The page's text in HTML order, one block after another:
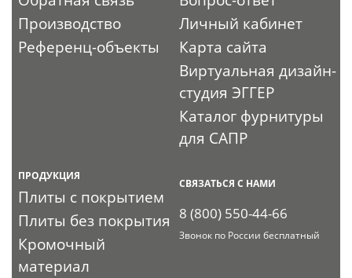
Производство
Референц-объекты
Личный кабинет
Карта сайта
Виртуальная дизайн-
студия ЭГГЕР
Каталог фурнитуры
для САПР
ПРОДУКЦИЯ
Плиты с покрытием
Плиты без покрытия
Кромочный
материал
СВЯЗАТЬСЯ С НАМИ
8 (800) 550-44-66
Звонок по России бесплатный